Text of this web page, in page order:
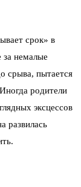
срок» в
за немалые
срыва, пытается
родители
эксцессов
развилась